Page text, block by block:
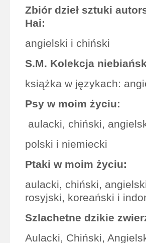
Zbiór dzieł sztuki
Hai:
angielski i chiński
S.M. Kolekcja
książka w językach:
Psy w moim życiu:
aulacki, chiński,
polski i niemiecki
Ptaki w moim życiu:
aulacki, chiński,
rosyjski, koreański i
Szlachetne dzikie
Aulacki, Chiński,